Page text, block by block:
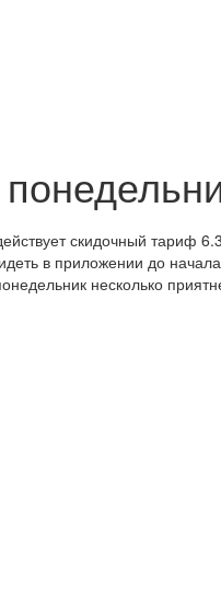
скидочный тариф
в приложении до
несколько